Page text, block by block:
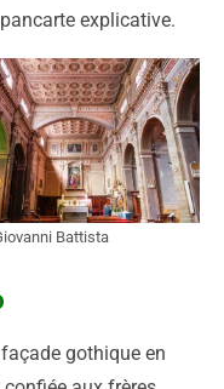
explicative.
Battista
gothique en